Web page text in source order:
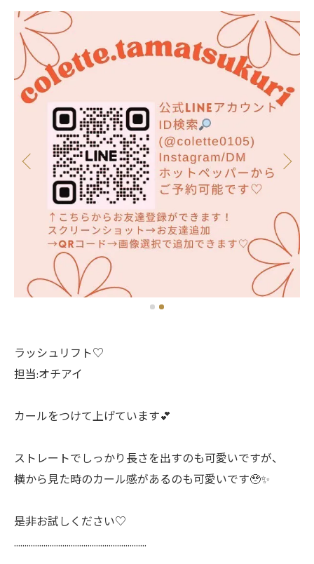
ラッシュリフト♡
担当:オチアイ
カールをつけて上げています💕
ストレートでしっかり長さを出すのも可愛いですが、
横から見た時のカール感があるのも可愛いです🥹✨
是非お試しください♡
………………………………………………………